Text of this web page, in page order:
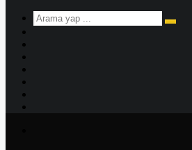
Arama